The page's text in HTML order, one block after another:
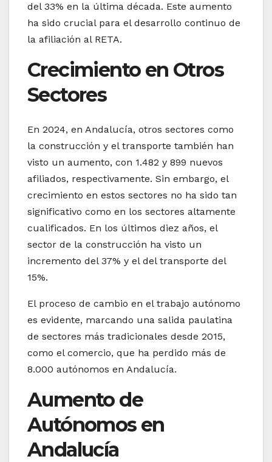
del 33% en la última década. Este aumento
ha sido crucial para el desarrollo continuo de
la afiliación al RETA.
Crecimiento en Otros
Sectores
En 2024, en Andalucía, otros sectores como
la construcción y el transporte también han
visto un aumento, con 1.482 y 899 nuevos
afiliados, respectivamente. Sin embargo, el
crecimiento en estos sectores no ha sido tan
significativo como en los sectores altamente
cualificados. En los últimos diez años, el
sector de la construcción ha visto un
incremento del 37% y el del transporte del
15%.
El proceso de cambio en el trabajo autónomo
es evidente, marcando una salida paulatina
de sectores más tradicionales desde 2015,
como el comercio, que ha perdido más de
8.000 autónomos en Andalucía.
Aumento de
Autónomos en
Andalucía